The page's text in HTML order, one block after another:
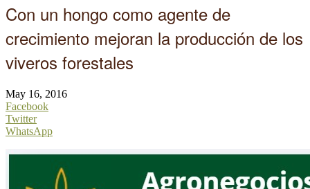
Con un hongo como agente de
crecimiento mejoran la producción de los
viveros forestales
May 16, 2016
Facebook
Twitter
WhatsApp